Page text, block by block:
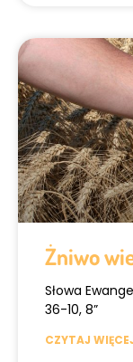
Żniwo
Słowa
36-10, 8”
CZYTAJ